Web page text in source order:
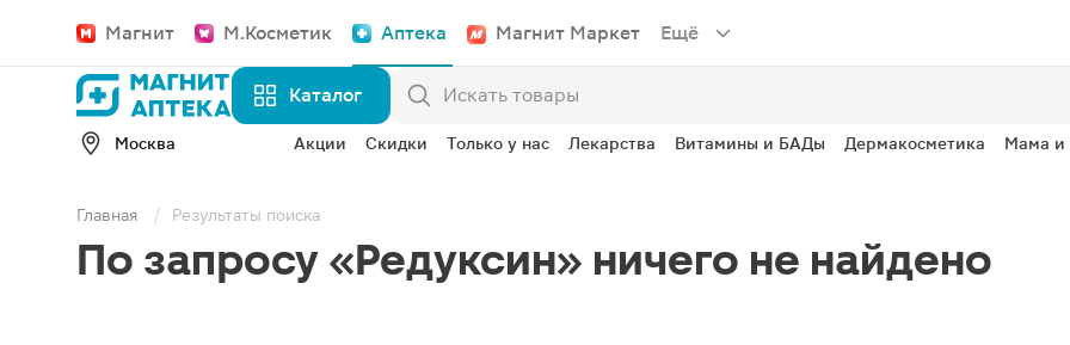
Магнит М.Косметик Аптека Магнит Маркет Ещё
Каталог
Москва Акции Скидки Только у нас Лекарства Витамины и БАДы Дермакосметика Мама и
Главная Результаты поиска
По запросу «Редуксин» ничего не найдено